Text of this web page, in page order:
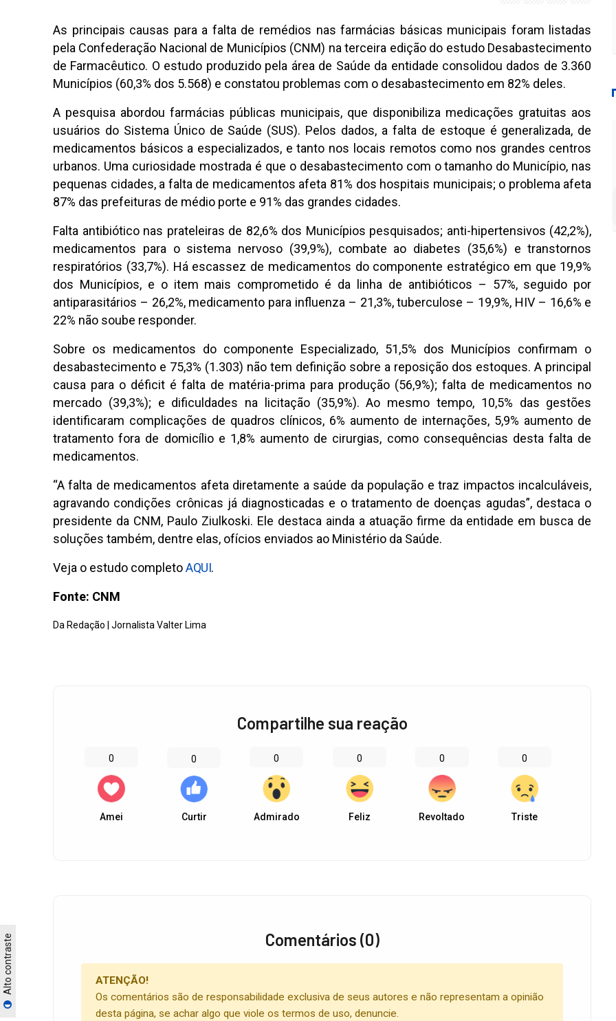
Alto contraste
As principais causas para a falta de remédios nas farmácias básicas municipais foram listadas
pela Confederação Nacional de Municípios (CNM) na terceira edição do estudo Desabastecimento
de Farmacêutico. O estudo produzido pela área de Saúde da entidade consolidou dados de 3.360
Municípios (60,3% dos 5.568) e constatou problemas com o desabastecimento em 82% deles.
A pesquisa abordou farmácias públicas municipais, que disponibiliza medicações gratuitas aos
usuários do Sistema Único de Saúde (SUS). Pelos dados, a falta de estoque é generalizada, de
medicamentos básicos a especializados, e tanto nos locais remotos como nos grandes centros
urbanos. Uma curiosidade mostrada é que o desabastecimento com o tamanho do Município, nas
pequenas cidades, a falta de medicamentos afeta 81% dos hospitais municipais; o problema afeta
87% das prefeituras de médio porte e 91% das grandes cidades.
Falta antibiótico nas prateleiras de 82,6% dos Municípios pesquisados; anti-hipertensivos (42,2%),
medicamentos para o sistema nervoso (39,9%), combate ao diabetes (35,6%) e transtornos
respiratórios (33,7%). Há escassez de medicamentos do componente estratégico em que 19,9%
dos Municípios, e o item mais comprometido é da linha de antibióticos – 57%, seguido por
antiparasitários – 26,2%, medicamento para influenza – 21,3%, tuberculose – 19,9%, HIV – 16,6% e
22% não soube responder.
Sobre os medicamentos do componente Especializado, 51,5% dos Municípios confirmam o
desabastecimento e 75,3% (1.303) não tem definição sobre a reposição dos estoques. A principal
causa para o déficit é falta de matéria-prima para produção (56,9%); falta de medicamentos no
mercado (39,3%); e dificuldades na licitação (35,9%). Ao mesmo tempo, 10,5% das gestões
identificaram complicações de quadros clínicos, 6% aumento de internações, 5,9% aumento de
tratamento fora de domicílio e 1,8% aumento de cirurgias, como consequências desta falta de
medicamentos.
“A falta de medicamentos afeta diretamente a saúde da população e traz impactos incalculáveis,
agravando condições crônicas já diagnosticadas e o tratamento de doenças agudas”, destaca o
presidente da CNM, Paulo Ziulkoski. Ele destaca ainda a atuação firme da entidade em busca de
soluções também, dentre elas, ofícios enviados ao Ministério da Saúde.
Veja o estudo completoAQUI.
Fonte: CNM
Da Redação | Jornalista Valter Lima
Compartilhe sua reação
0
Amei
0
Curtir
0
Admirado
0
Feliz
0
Revoltado
0
Triste
Comentários (0)
ATENÇÃO!
Os comentários são de responsabilidade exclusiva de seus autores e não representam a opinião
desta página, se achar algo que viole os termos de uso, denuncie.